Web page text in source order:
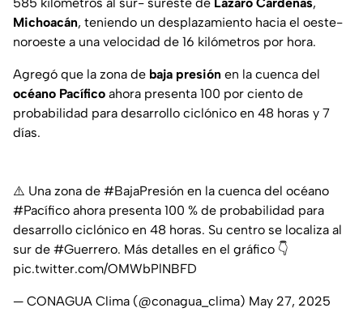
Michoacán, teniendo un desplazamiento hacia el oeste-
noroeste a una velocidad de 16 kilómetros por hora.
Agregó que la zona de baja presión en la cuenca del
océano Pacífico ahora presenta 100 por ciento de
probabilidad para desarrollo ciclónico en 48 horas y 7
días.
⚠️ Una zona de #BajaPresión en la cuenca del océano
#Pacífico ahora presenta 100 % de probabilidad para
desarrollo ciclónico en 48 horas. Su centro se localiza al
sur de #Guerrero. Más detalles en el gráfico 👇
pic.twitter.com/OMWbPlNBFD
— CONAGUA Clima (@conagua_clima) May 27, 2025